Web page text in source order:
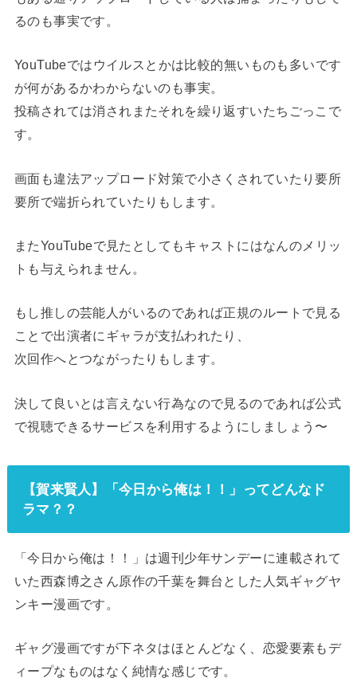
るのも事実です。
YouTubeではウイルスとかは比較的無いものも多いです
が何があるかわからないのも事実。
投稿されては消されまたそれを繰り返すいたちごっこで
す。
画面も違法アップロード対策で小さくされていたり要所
要所で端折られていたりもします。
またYouTubeで見たとしてもキャストにはなんのメリッ
トも与えられません。
もし推しの芸能人がいるのであれば正規のルートで見る
ことで出演者にギャラが支払われたり、
次回作へとつながったりもします。
決して良いとは言えない行為なので見るのであれば公式
で視聴できるサービスを利用するようにしましょう〜
【賀来賢人】「今日から俺は！！」ってどんなド
ラマ？？
「今日から俺は！！」は週刊少年サンデーに連載されて
いた西森博之さん原作の千葉を舞台とした人気ギャグヤ
ンキー漫画です。
ギャグ漫画ですが下ネタはほとんどなく、恋愛要素もデ
ィープなものはなく純情な感じです。